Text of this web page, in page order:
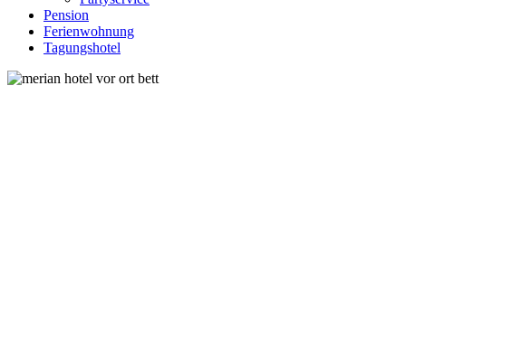
Pension
Ferienwohnung
Tagungshotel